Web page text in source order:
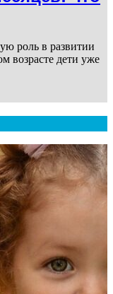
роль в развитии
возрасте дети уже